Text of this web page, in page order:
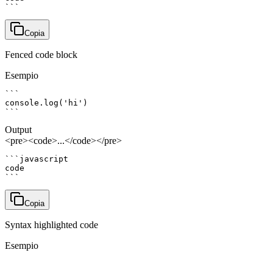
```
Copia
Fenced code block
Esempio
```
console.log('hi')
```
Output
<pre><code>...</code></pre>
```javascript
code
```
Copia
Syntax highlighted code
Esempio